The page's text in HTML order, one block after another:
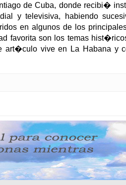
de Cuba, donde recibi�
y televisiva, habiendo
en algunos de los
favorita son los temas
art�culo vive en La Habana y